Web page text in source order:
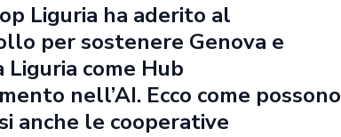
Liguria ha aderito al
per sostenere Genova e
come Hub
nell’AI. Ecco come possono
anche le cooperative